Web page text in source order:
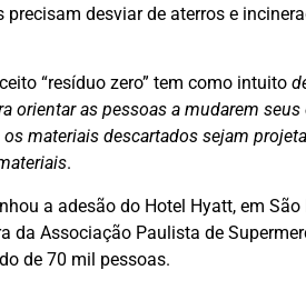
desviar de aterros e
“resíduo zero” tem como intuito
orientar as pessoas a mudarem
materiais descartados sejam
.
a adesão do Hotel Hyatt, em
da Associação Paulista de
de 70 mil pessoas.